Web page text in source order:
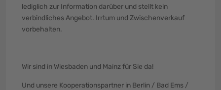
lediglich zur Information darüber und stellt kein
verbindliches Angebot. Irrtum und Zwischenverkauf
vorbehalten.
Wir sind in Wiesbaden und Mainz für Sie da!
Und unsere Kooperationspartner in Berlin / Bad Ems /